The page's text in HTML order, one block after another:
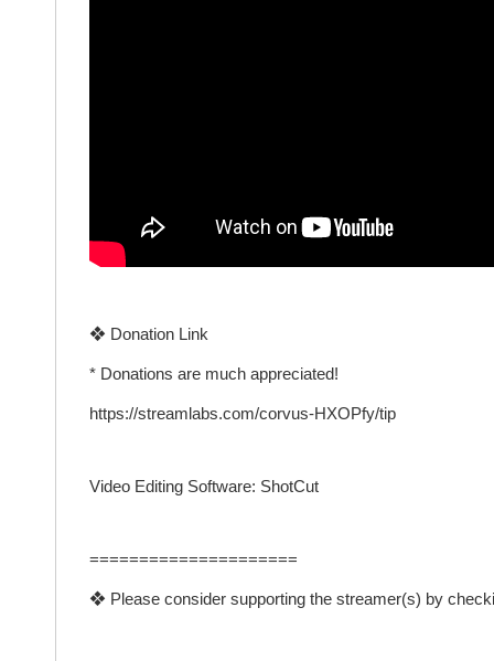
❖ Donation Link
* Donations are much appreciated!
https://streamlabs.com/corvus-HXOPfy/tip
Video Editing Software: ShotCut
=====================
❖ Please consider supporting the streamer(s) by